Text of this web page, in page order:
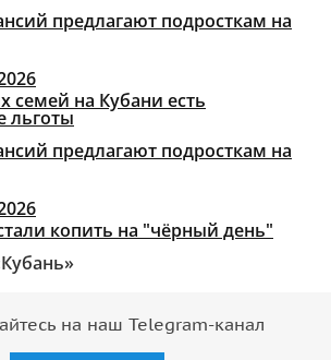
семей на Кубани есть
льготы
копить на "чёрный день"
на наш Telegram-канал